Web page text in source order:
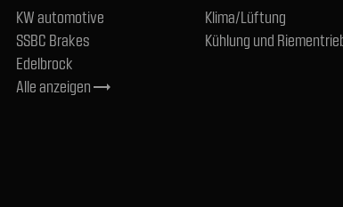
KW automotive
SSBC Brakes
Edelbrock
Alle anzeigentrending_flat
Klima/Lüftung
Kühlung und